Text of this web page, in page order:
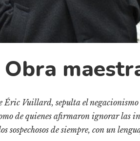
Obra
Vuillard, sepulta el negacionismo
de quienes afirmaron ignorar las
sospechosos de siempre, con un